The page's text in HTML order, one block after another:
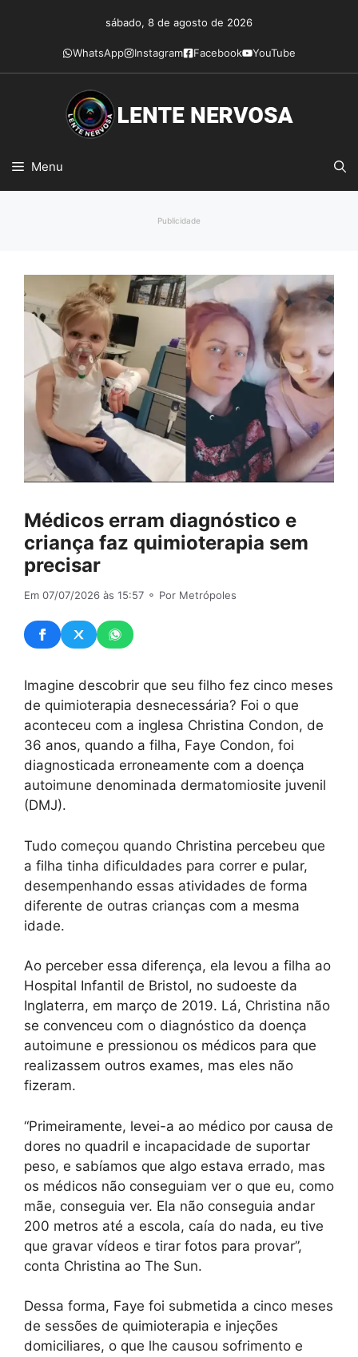
conteúdo
sábado, 8 de agosto de 2026
WhatsApp Instagram Facebook YouTube
Menu
Publicidade
Médicos erram diagnóstico e
criança faz quimioterapia sem
precisar
Em 07/07/2026 às 15:57 ⚬ Por Metrópoles
Imagine descobrir que seu filho fez cinco meses
de quimioterapia desnecessária? Foi o que
aconteceu com a inglesa Christina Condon, de
36 anos, quando a filha, Faye Condon, foi
diagnosticada erroneamente com a doença
autoimune denominada dermatomiosite juvenil
(DMJ).
Tudo começou quando Christina percebeu que
a filha tinha dificuldades para correr e pular,
desempenhando essas atividades de forma
diferente de outras crianças com a mesma
idade.
Ao perceber essa diferença, ela levou a filha ao
Hospital Infantil de Bristol, no sudoeste da
Inglaterra, em março de 2019. Lá, Christina não
se convenceu com o diagnóstico da doença
autoimune e pressionou os médicos para que
realizassem outros exames, mas eles não
fizeram.
“Primeiramente, levei-a ao médico por causa de
dores no quadril e incapacidade de suportar
peso, e sabíamos que algo estava errado, mas
os médicos não conseguiam ver o que eu, como
mãe, conseguia ver. Ela não conseguia andar
200 metros até a escola, caía do nada, eu tive
que gravar vídeos e tirar fotos para provar”,
conta Christina ao The Sun.
Dessa forma, Faye foi submetida a cinco meses
de sessões de quimioterapia e injeções
domiciliares, o que lhe causou sofrimento e